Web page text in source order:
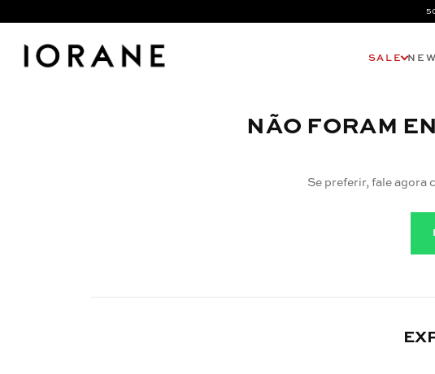
SALE
NÃO FORAM
Se preferir, fale agora